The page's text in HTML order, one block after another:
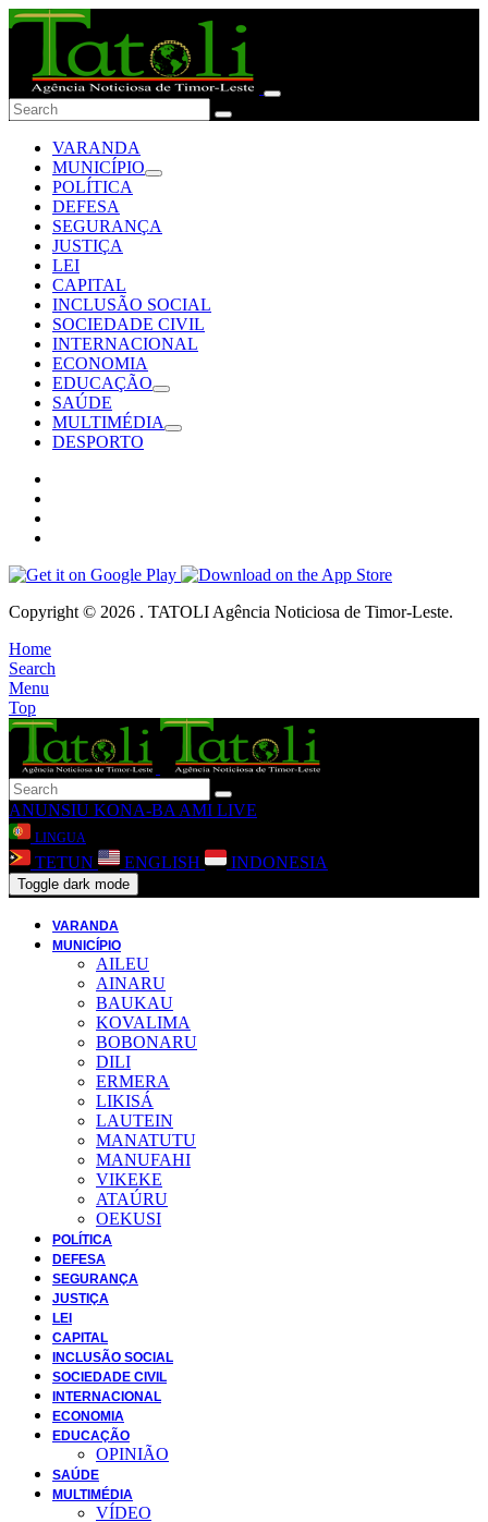
VARANDA
MUNICÍPIO
POLÍTICA
DEFESA
SEGURANÇA
JUSTIÇA
LEI
CAPITAL
INCLUSÃO SOCIAL
SOCIEDADE CIVIL
INTERNACIONAL
ECONOMIA
EDUCAÇÃO
SAÚDE
MULTIMÉDIA
DESPORTO
Copyright © 2026 . TATOLI Agência Noticiosa de Timor-Leste.
Home
Search
Menu
Top
ANUNSIU KONA-BA AMI LIVE
LINGUA
TETUN ENGLISH INDONESIA
Toggle dark mode
VARANDA
MUNICÍPIO
AILEU
AINARU
BAUKAU
KOVALIMA
BOBONARU
DILI
ERMERA
LIKISÁ
LAUTEIN
MANATUTU
MANUFAHI
VIKEKE
ATAÚRU
OEKUSI
POLÍTICA
DEFESA
SEGURANÇA
JUSTIÇA
LEI
CAPITAL
INCLUSÃO SOCIAL
SOCIEDADE CIVIL
INTERNACIONAL
ECONOMIA
EDUCAÇÃO
OPINIÃO
SAÚDE
MULTIMÉDIA
VÍDEO